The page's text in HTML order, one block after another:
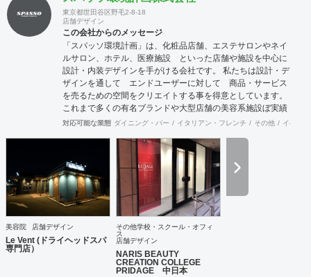
東京都世田谷区野毛2-8-18
店舗デザイン
この会社からのメッセージ
「スパッソ環境計画」は、化粧品店舗、エステサロンやネイ
ルサロン、ホテル、医療施設 といった店舗や施設を中心に
設計・内装デザインを手がける会社です。 私たちは設計・デ
ザインを通して エンドユーザーに対して 商品・サービス
を売るための空間をクリエイトする事を得意としています。
これまで多くの有名ブランドや大型店舗の美容系施設ぼ実績
を経験を活かして、女性の気持ちを動かせる空間創りが可能
だいてまいりました。 私たちには、店舗設計・店舗デザイン
をご提供して20年以上の歴史があります。 少数精鋭のチー
ムですのでフットワークが軽いうえ、デザイナーはそれぞれ
経験豊富です。 女性の購買心理など女性のマーケティング理
論に基づいた店舗 設計には定評があり、日本だけでなく中国
をはじめとする海外店舗でも大きな反響を実現してきまし
ナーのコラボレーションにより 感性を生かした上で計算さ
れた空間。集客や売り上げにつなげていきます。 設計施工ご
希望のお客様には 施工会社とのコラボレーションにて対応
が可能でございます。どうぞご相談ください。
対応可能な業態 ダイニング・バー イタリアン・フレンチ その他 イベン
美容院 店舗デザイン
Le Vent (ドライヘッドスパ
専門店）
その他学校・スクール・オフィ
ス
店舗デザイン
NARIS BEAUTY
CREATION COLLEGE
PRIDAGE 中日本